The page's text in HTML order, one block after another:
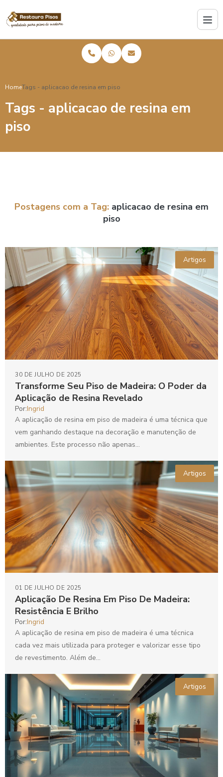
HomeTags - aplicacao de resina em piso
Tags - aplicacao de resina em
piso
Postagens com a Tag: aplicacao de resina em
piso
Artigos
Transforme Seu Piso de Madeira: O Poder da
Aplicação de Resina Revelado
30 DE JULHO DE 2025
Por:Ingrid
A aplicação de resina em piso de madeira é uma técnica que
vem ganhando destaque na decoração e manutenção de
ambientes. Este processo não apenas...
Artigos
Aplicação De Resina Em Piso De Madeira:
Resistência E Brilho
01 DE JULHO DE 2025
Por:Ingrid
A aplicação de resina em piso de madeira é uma técnica
cada vez mais utilizada para proteger e valorizar esse tipo
de revestimento. Além de...
Artigos